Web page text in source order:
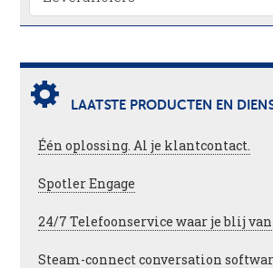
LAATSTE PRODUCTEN EN
Één oplossing. Al je klantcontact.
Spotler Engage
24/7 Telefoonservice waar je blij
Steam-connect conversation